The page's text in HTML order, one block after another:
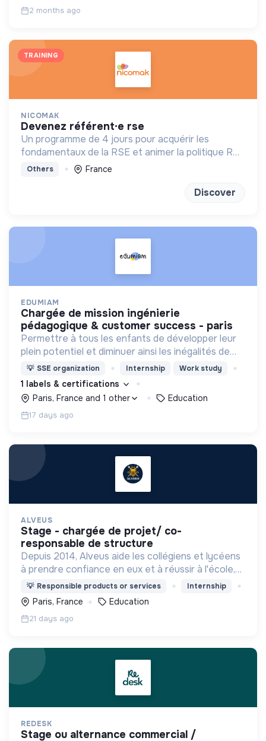
2 months ago
TRAINING
NICOMAK
devenez référent·e rse
Un programme de 4 jours pour acquérir les
fondamentaux de la RSE et animer la politique RSE
de son entreprise.
Others France
Discover
EDUMIAM
chargée de mission ingénierie
pédagogique & customer success - paris
Permettre à tous les enfants de développer leur
plein potentiel et diminuer ainsi les inégalités de
destin...rien que ça !
💡 SSE organization Internship Work study
1 labels & certifications
Paris, France and 1 other
Education
17 days ago
ALVEUS
stage - chargée de projet/ co-
responsable de structure
Depuis 2014, Alveus aide les collégiens et lycéens
à prendre confiance en eux et à réussir à l'école,
grâce à des espaces de co-learning chaleureux
pour travailler !
💡 Responsible products or services Internship
Paris, France Education
21 days ago
REDESK
stage ou alternance commercial /